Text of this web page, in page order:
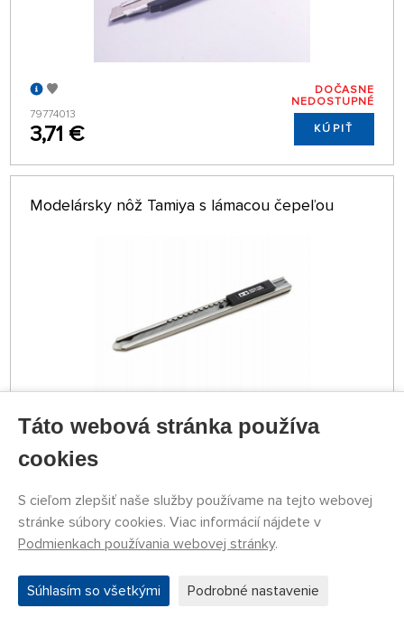
79774013
3,71 €
DOČASNE
NEDOSTUPNÉ
KÚPIŤ
Modelársky nôž Tamiya s lámacou čepeľou
79774053
8,29 €
NA SKLADE 4 KS
Streda 12.08. môže byť u Vás
2,5×, 3,5×) a LED osvetlením
Táto webová stránka používa
cookies
S cieľom zlepšiť naše služby používame na tejto webovej
stránke súbory cookies. Viac informácií nájdete v
Podmienkach používania webovej stránky.
Súhlasím so všetkými Podrobné nastavenie